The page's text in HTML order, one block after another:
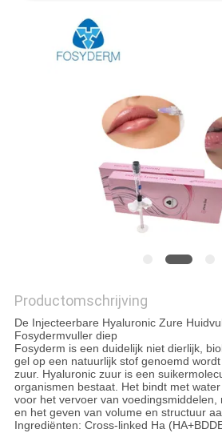
SHOPPING
ONLINE
Productomschrijving
De Injecteerbare Hyaluronic Zure
Fosydermvuller diep
Fosyderm is een duidelijk niet dierlijk,
gel op een natuurlijk stof genoemd
zuur. Hyaluronic zuur is een
organismen bestaat. Het bindt met
voor het vervoer van voedingsmiddelen,
en het geven van volume en structuur
Ingrediënten: Cross-linked Ha